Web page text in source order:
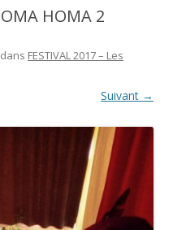
HOMA 2
dans FESTIVAL 2017 – Les
Suivant →